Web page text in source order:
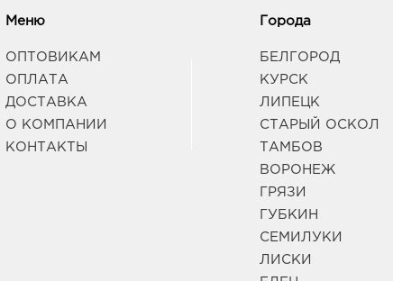
Меню
ОПТОВИКАМ
ОПЛАТА
ДОСТАВКА
О КОМПАНИИ
КОНТАКТЫ
Города
БЕЛГОРОД
КУРСК
ЛИПЕЦК
СТАРЫЙ ОСКОЛ
ТАМБОВ
ВОРОНЕЖ
ГРЯЗИ
ГУБКИН
СЕМИЛУКИ
ЛИСКИ